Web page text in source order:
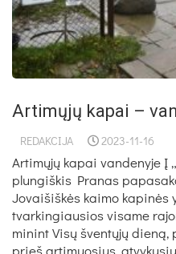
Artimųjų kapai –
REDAKCIJA 2023-11-16
Artimųjų kapai vandenyje Į
plungiškis Pranas
Jovaišiškės kaimo
tvarkingiausios visame
minint Visų šventųjų